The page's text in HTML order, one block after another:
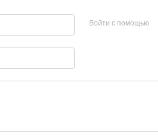
Войти с помощью